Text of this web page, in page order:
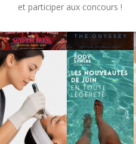
et participer aux concours !